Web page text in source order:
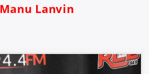
Manu Lanvin